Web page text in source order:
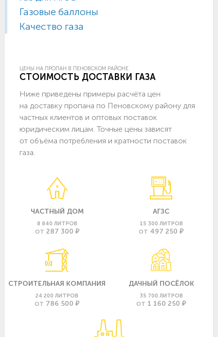
Газовые баллоны
Качество газа
ЦЕНЫ НА ПРОПАН В ПЕНОВСКОМ РАЙОНЕ
СТОИМОСТЬ ДОСТАВКИ ГАЗА
Ниже приведены примеры расчёта цен
на доставку пропана по Пеновскому району для
частных клиентов и оптовых поставок
юридическим лицам. Точные цены зависят
от объёма потребления и кратности поставок
газа.
ЧАСТНЫЙ ДОМ
8 840 ЛИТРОВ
ОТ 287 300 ₽
АГЗС
15 300 ЛИТРОВ
ОТ 497 250 ₽
СТРОИТЕЛЬНАЯ КОМПАНИЯ
24 200 ЛИТРОВ
ОТ 786 500 ₽
ДАЧНЫЙ ПОСЁЛОК
35 700 ЛИТРОВ
ОТ 1 160 250 ₽